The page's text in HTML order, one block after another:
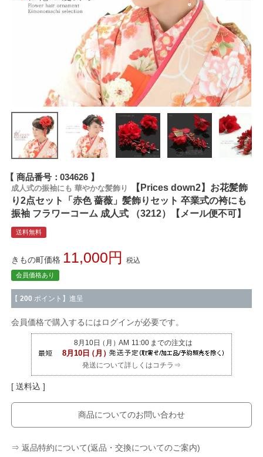
商品番号 034626
成人式の振袖にも 華やかな髪飾り
【Prices down2】お花髪飾
り2点セット「赤色 薔薇」髪飾りセット 卒業式の袴にも
振袖 フラワーコーム 成人式 （3212）【メール便不可】
送料無料
きもの町価格 11,000 税込
会員価格あり
【 200 ポイント】進呈
会員価格で購入するにはログインが必要です。
発送について詳しくはコチラ⇒
送料込
商品についてのお問い合わせ
⇒ 返品特約について(返品・交換についてのご案内)